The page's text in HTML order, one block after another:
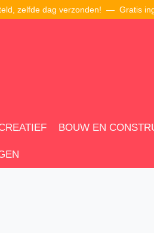
zelfde dag verzonden! — Gratis
BOUW EN